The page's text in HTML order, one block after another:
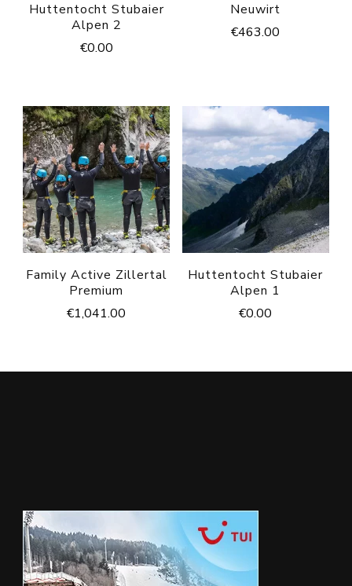
Huttentocht Stubaier
Alpen 2
€0.00
Neuwirt
€463.00
Family Active Zillertal
Premium
€1,041.00
Huttentocht Stubaier
Alpen 1
€0.00